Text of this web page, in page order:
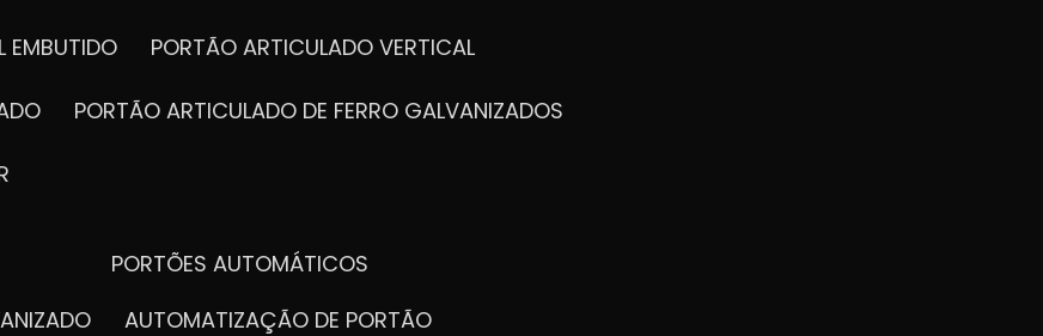
EMBUTIDO PORTÃO ARTICULADO VERTICAL
PORTÃO ARTICULADO DE FERRO GALVANIZADOS
PORTÕES AUTOMÁTICOS
AUTOMATIZAÇÃO DE PORTÃO